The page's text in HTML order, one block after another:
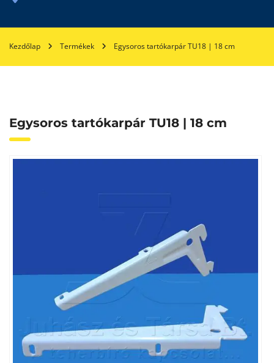
Kezdőlap Termékek Egysoros tartókarpár TU18 | 18 cm
Egysoros tartókarpár TU18 | 18 cm